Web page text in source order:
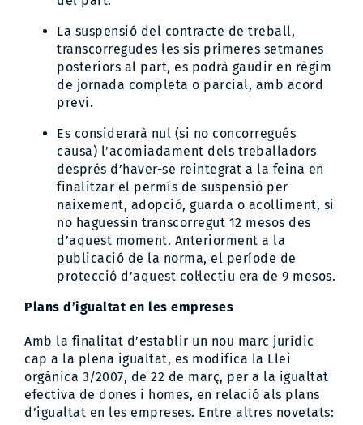
La suspensió del contracte de treball,
transcorregudes les sis primeres setmanes
posteriors al part, es podrà gaudir en règim
de jornada completa o parcial, amb acord
previ.
Es considerarà nul (si no concorregués
causa) l’acomiadament dels treballadors
després d’haver-se reintegrat a la feina en
finalitzar el permís de suspensió per
naixement, adopció, guarda o acolliment, si
no haguessin transcorregut 12 mesos des
d’aquest moment. Anteriorment a la
publicació de la norma, el període de
protecció d’aquest col·lectiu era de 9 mesos.
Plans d’igualtat en les empreses
Amb la finalitat d’establir un nou marc jurídic
cap a la plena igualtat, es modifica la Llei
orgànica 3/2007, de 22 de març, per a la igualtat
efectiva de dones i homes, en relació als plans
d’igualtat en les empreses. Entre altres novetats: